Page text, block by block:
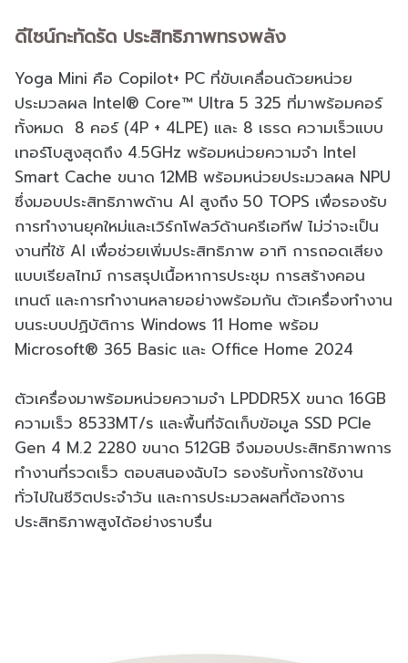
ดีไซน์กะทัดรัด ประสิทธิภาพทรงพลัง
Yoga Mini คือ Copilot+ PC ที่ขับเคลื่อนด้วยหน่วย
ประมวลผล Intel® Core™ Ultra 5 325 ที่มาพร้อมคอร์
ทั้งหมด 8 คอร์ (4P + 4LPE) และ 8 เธรด ความเร็วแบบ
เทอร์โบสูงสุดถึง 4.5GHz พร้อมหน่วยความจำ Intel
Smart Cache ขนาด 12MB พร้อมหน่วยประมวลผล NPU
ซึ่งมอบประสิทธิภาพด้าน AI สูงถึง 50 TOPS เพื่อรองรับ
การทำงานยุคใหม่และเวิร์กโฟลว์ด้านครีเอทีฟ ไม่ว่าจะเป็น
งานที่ใช้ AI เพื่อช่วยเพิ่มประสิทธิภาพ อาทิ การถอดเสียง
แบบเรียลไทม์ การสรุปเนื้อหาการประชุม การสร้างคอน
เทนต์ และการทำงานหลายอย่างพร้อมกัน ตัวเครื่องทำงาน
บนระบบปฏิบัติการ Windows 11 Home พร้อม
Microsoft® 365 Basic และ Office Home 2024
ตัวเครื่องมาพร้อมหน่วยความจำ LPDDR5X ขนาด 16GB
ความเร็ว 8533MT/s และพื้นที่จัดเก็บข้อมูล SSD PCIe
Gen 4 M.2 2280 ขนาด 512GB จึงมอบประสิทธิภาพการ
ทำงานที่รวดเร็ว ตอบสนองฉับไว รองรับทั้งการใช้งาน
ทั่วไปในชีวิตประจำวัน และการประมวลผลที่ต้องการ
ประสิทธิภาพสูงได้อย่างราบรื่น